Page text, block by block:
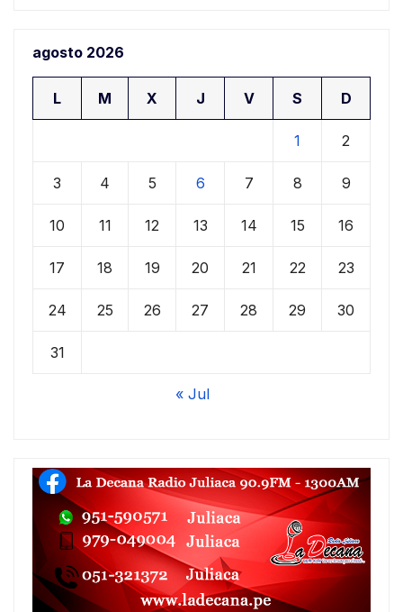
agosto 2026
L M X J V S D
1 2
3 4 5 6 7 8 9
10 11 12 13 14 15 16
17 18 19 20 21 22 23
24 25 26 27 28 29 30
31
« Jul